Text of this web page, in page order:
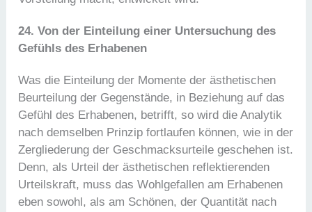
24. Von der Einteilung einer Untersuchung des
Gefühls des Erhabenen
Was die Einteilung der Momente der ästhetischen
Beurteilung der Gegenstände, in Beziehung auf das
Gefühl des Erhabenen, betrifft, so wird die Analytik
nach demselben Prinzip fortlaufen können, wie in der
Zergliederung der Geschmacksurteile geschehen ist.
Denn, als Urteil der ästhetischen reflektierenden
Urteilskraft, muss das Wohlgefallen am Erhabenen
eben sowohl, als am Schönen, der Quantität nach